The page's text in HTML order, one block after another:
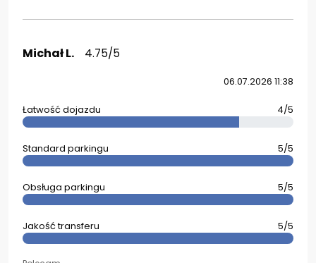
Michał L. 4.75/5
06.07.2026 11:38
Łatwość dojazdu 4/5
Standard parkingu 5/5
Obsługa parkingu 5/5
Jakość transferu 5/5